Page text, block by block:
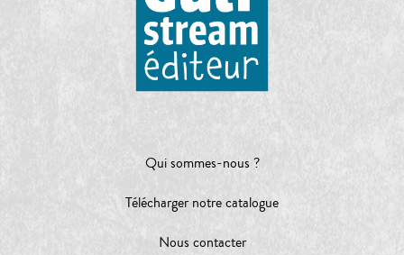
Qui sommes-nous ?
Télécharger notre catalogue
Nous contacter